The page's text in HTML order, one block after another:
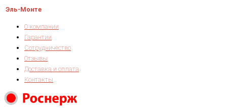
Эль-Монте
О компании
Гарантии
Сотрудничество
Отзывы
Доставка и оплата
Контакты